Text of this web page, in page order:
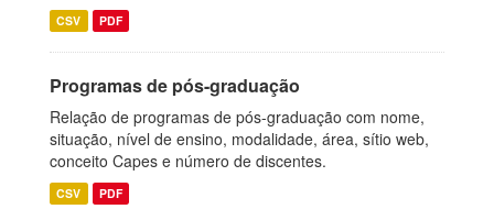
CSV PDF
Programas de pós-graduação
Relação de programas de pós-graduação com nome,
situação, nível de ensino, modalidade, área, sítio web,
conceito Capes e número de discentes.
CSV PDF